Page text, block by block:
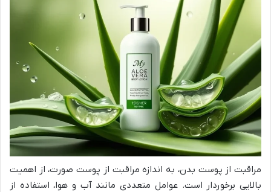
مراقبت از پوست بدن، به اندازه مراقبت از پوست صورت، از اهمیت
بالایی برخوردار است. عوامل متعددی مانند آب و هوا، استفاده از